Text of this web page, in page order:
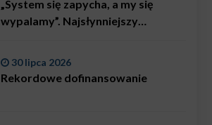
„System się zapycha, a my się
wypalamy”. Najsłynniejszy
problemem są nie tylko choroby
30 lipca 2026
Rekordowe dofinansowanie